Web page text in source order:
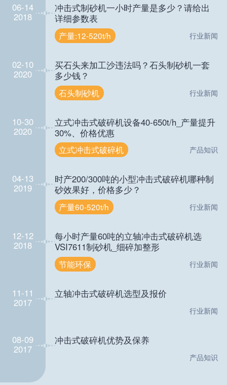
06-14
2018
冲击式制砂机一小时产量是多少？请给出
详细参数表
产量:12-520t/h 行业新闻
02-10
2020
买石头来加工沙违法吗？石头制砂机一套
多少钱？
石头制砂机 行业新闻
10-30
2020
立式冲击式破碎机设备40-650t/h_产量提升
30%、价格优惠
立式冲击式破碎机 产品知识
04-13
2019
时产200/300吨的小型冲击式破碎机哪种制
砂效果好，价格多少？
产量60-520t/h 行业新闻
12-12
2018
每小时产量60吨的立轴冲击式破碎机选
VSI7611制砂机_细碎加整形
节能环保 行业新闻
11-11
2017
立轴冲击式破碎机选型及报价
行业新闻
08-09
2017
冲击式破碎机优势及保养
产品知识